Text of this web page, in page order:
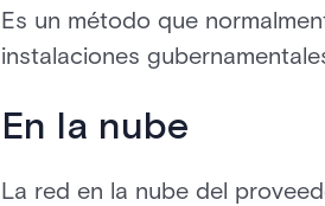
Es un método que
instalaciones
En la nube
La red en la nube del